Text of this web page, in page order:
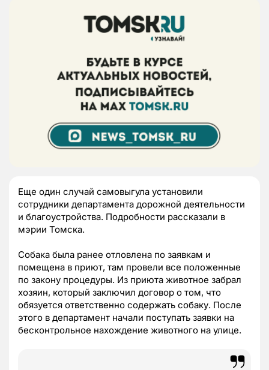
Еще один случай самовыгула установили
сотрудники департамента дорожной деятельности
и благоустройства. Подробности рассказали в
мэрии Томска.
Собака была ранее отловлена по заявкам и
помещена в приют, там провели все положенные
по закону процедуры. Из приюта животное забрал
хозяин, который заключил договор о том, что
обязуется ответственно содержать собаку. После
этого в департамент начали поступать заявки на
бесконтрольное нахождение животного на улице.